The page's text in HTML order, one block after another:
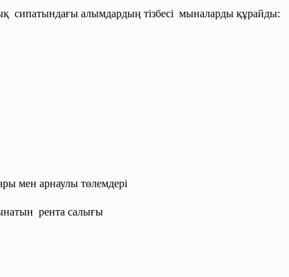
сипатындағы алымдардың тізбесі мыналарды құрайды:
мен арнаулы төлемдері
рента салығы